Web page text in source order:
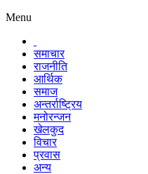
Menu
समाचार
राजनीति
आर्थिक
समाज
अन्तर्राष्ट्रिय
मनोरन्जन
खेलकुद
विचार
प्रवास
अन्य